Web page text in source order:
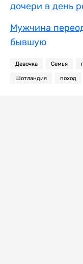
дочери в день
Мужчина
бывшую
Девочка Семья
Шотландия поход